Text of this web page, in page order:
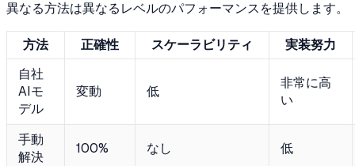
異なる方法は異なるレベルのパフォーマンスを提供します。
方法 正確性 スケーラビリティ
実装努力
自社
AIモ
デル
変動 低
非常に高
い
手動
解決
100% なし 低